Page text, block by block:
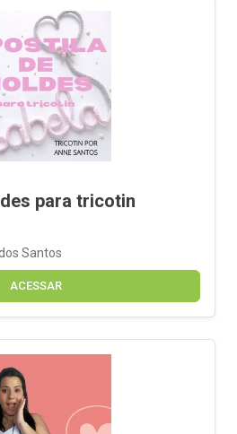
para tricotin
Santos
ACESSAR